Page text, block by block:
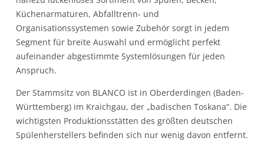
Küchenarmaturen, Abfalltrenn- und
Organisationssystemen sowie Zubehör sorgt in jedem
Segment für breite Auswahl und ermöglicht perfekt
aufeinander abgestimmte Systemlösungen für jeden
Anspruch.
Der Stammsitz von BLANCO ist in Oberderdingen (Baden-
Württemberg) im Kraichgau, der „badischen Toskana“. Die
wichtigsten Produktionsstätten des größten deutschen
Spülenherstellers befinden sich nur wenig davon entfernt.